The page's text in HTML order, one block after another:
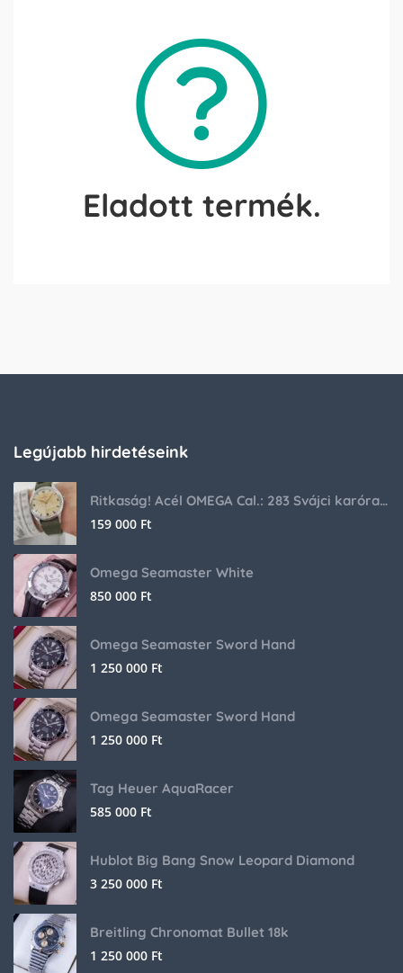
Eladott termék.
Legújabb hirdetéseink
Ritkaság! Acél OMEGA Cal.: 283 Svájci karóra 1953-ból!
159 000 Ft
Omega Seamaster White
850 000 Ft
Omega Seamaster Sword Hand
1 250 000 Ft
Omega Seamaster Sword Hand
1 250 000 Ft
Tag Heuer AquaRacer
585 000 Ft
Hublot Big Bang Snow Leopard Diamond
3 250 000 Ft
Breitling Chronomat Bullet 18k
1 250 000 Ft